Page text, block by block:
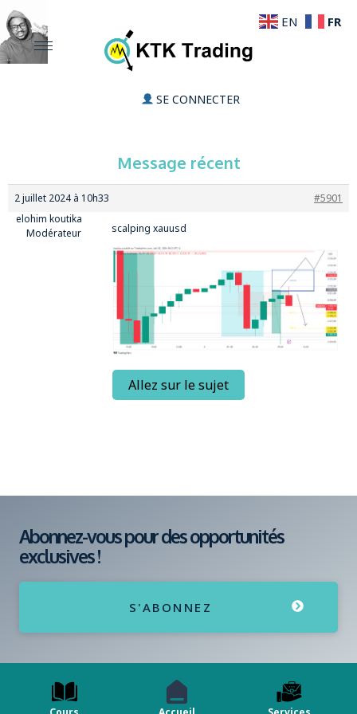
SE CONNECTER
Message récent
2 juillet 2024 à 10h33
#5901
elohim koutika
Modérateur
scalping xauusd
Allez sur le sujet
Abonnez-vous pour des opportunités
exclusives !
S'ABONNEZ
EN FR